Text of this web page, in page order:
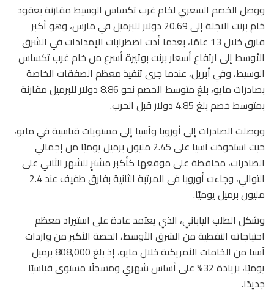
ووصل الخصم السعري لخام غرب تكساس الوسيط مقارنة بعقود
خام برنت الآجلة إلى 20.69 دولار للبرميل في مارس، وهو أكبر
فارق خلال 13 عامًا، بعدما أدت اضطرابات الإمدادات في الشرق
الأوسط إلى ارتفاع أسعار برنت بوتيرة أسرع من خام غرب تكساس
الوسيط، وفي أبريل، عندما جرى تنفيذ معظم الصفقات الخاصة
بصادرات مايو، بلغ متوسط الخصم نحو 8.86 دولار للبرميل مقارنة
بمتوسط خصم بلغ 4.85 دولار قبل الحرب.
ووصلت الصادرات إلى أوروبا وآسيا إلى مستويات قياسية في مايو،
حيث استحوذت آسيا على 2.45 مليون برميل يوميًا من إجمالي
الصادرات، محافظة على موقعها كأكبر مشترٍ للشهر الثاني على
التوالي، وجاءت أوروبا في المرتبة الثانية بفارق طفيف عند 2.4
مليون برميل يوميًا.
وشكل الطلب الياباني، الذي يعتمد عادة على استيراد معظم
احتياجاته النفطية من الشرق الأوسط، الحصة الأكبر من واردات
آسيا من الخامات الأمريكية خلال مايو، إذ بلغ 808,000 برميل
يوميًا، بزيادة 32% على أساس شهري ومسجلًا مستوى قياسيًا
جديدًا.